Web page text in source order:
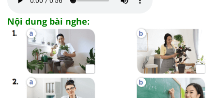
Nội dung bài nghe: